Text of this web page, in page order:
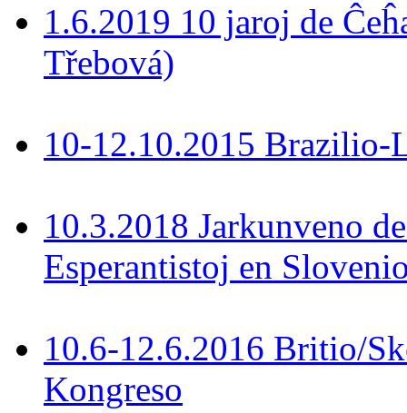
1.6.2019 10 jaroj de
Třebová)
10-12.10.2015
10.3.2018 Jarkunveno
Esperantistoj en
10.6-12.6.2016 Britio/
Kongreso